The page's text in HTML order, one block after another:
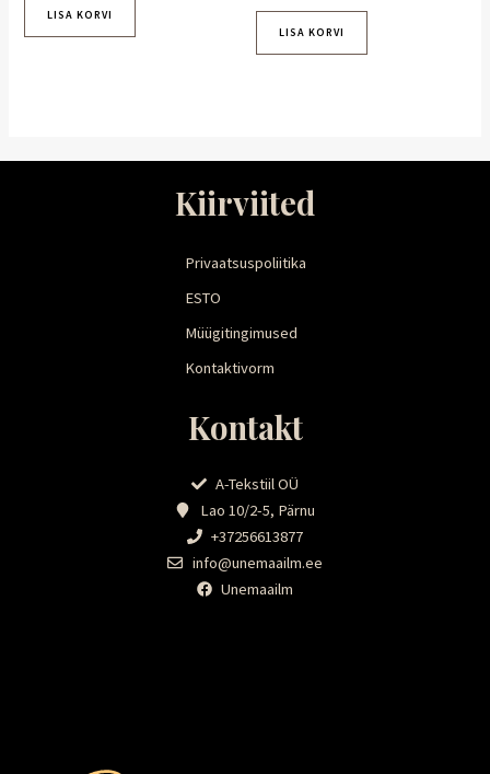
LISA KORVI
LISA KORVI
Kiirviited
Privaatsuspoliitika
ESTO
Müügitingimused
Kontaktivorm
Kontakt
A-Tekstiil OÜ
Lao 10/2-5, Pärnu
+37256613877
info@unemaailm.ee
Unemaailm